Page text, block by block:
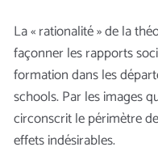
La « rationalité » de la
façonner les rapports
formation dans les
schools. Par les images
circonscrit le périmètre
effets indésirables.